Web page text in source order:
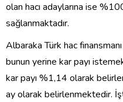
olan hacı adaylarına ise
sağlanmaktadır.
Albaraka Türk hac
bunun yerine kar payı
kar payı %1,14 olarak
ay olarak belirlenmektedir.